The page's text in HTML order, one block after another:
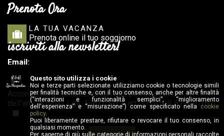
Prenota Ora
LA TUA VACANZA
Prenota online il tuo soggiorno
iscriviti alla newsletter!
Email:
Acconsento al trattamento dei dati personali ai sensi
dell'art. 13 del D. Lgs. 196/2003 e art. 13 GDPR 679/2016:
Questo sito utilizza i cookie
Noi e terze parti selezionate utilizziamo cookie o tecnologie simili
per finalità tecniche e, con il tuo consenso, anche per altre finalità
(“interazioni e funzionalità semplici”, “miglioramento
dell'esperienza” e “misurazione”) come specificato nella cookie
policy.
Puoi liberamente prestare, rifiutare o revocare il tuo consenso, in
qualsiasi momento.
Per saperne di più sulle categorie di informazioni personali raccolte